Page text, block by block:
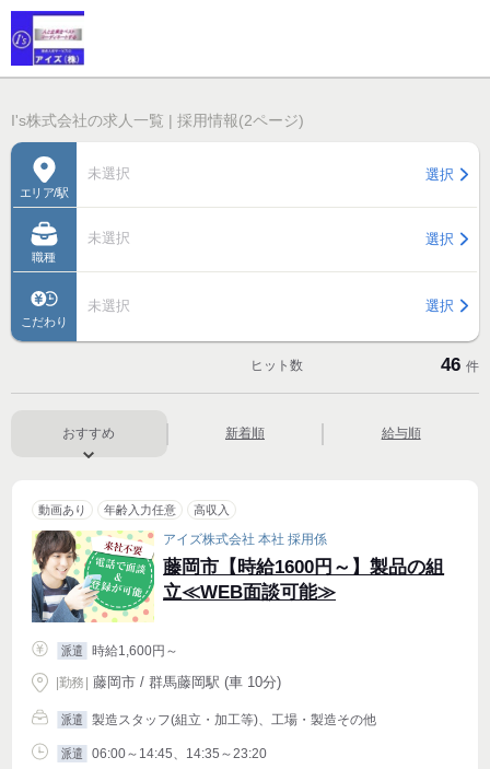
I's株式会社の求人一覧 | 採用情報(2ページ)
エリア/駅
未選択 選択
職種
未選択 選択
こだわり
未選択 選択
ヒット数 46 件
おすすめ 新着順 給与順
動画あり 年齢入力任意 高収入
アイズ株式会社 本社 採用係
藤岡市【時給1600円～】製品の組
立≪WEB面談可能≫
派遣 時給1,600円～
|勤務 藤岡市 / 群馬藤岡駅 (車 10分)
派遣 製造スタッフ(組立・加工等)、工場・製造その他
派遣 06:00～14:45、14:35～23:20